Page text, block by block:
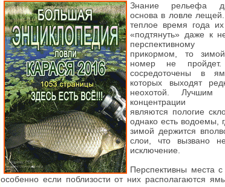
Знание рельефа
основа в ловле
теплое время года
«подтянуть» даже к
перспективному
прикормом, то
номер не
сосредоточены в
которых выходят
неохотой. Лучшим
концентрации
являются пологие
однако есть водоемы,
зимой держится
слои, что вызвано
исключение.
Перспективны места
особенно если поблизости от них располагаются